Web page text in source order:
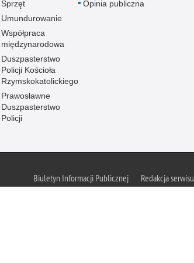
Sprzęt
Umundurowanie
Współpraca
międzynarodowa
Duszpasterstwo
Policji Kościoła
Rzymskokatolickiego
Prawosławne
Duszpasterstwo
Policji
Opinia publiczna
Biuletyn Informacji Publicznej
Redakcja serwisu